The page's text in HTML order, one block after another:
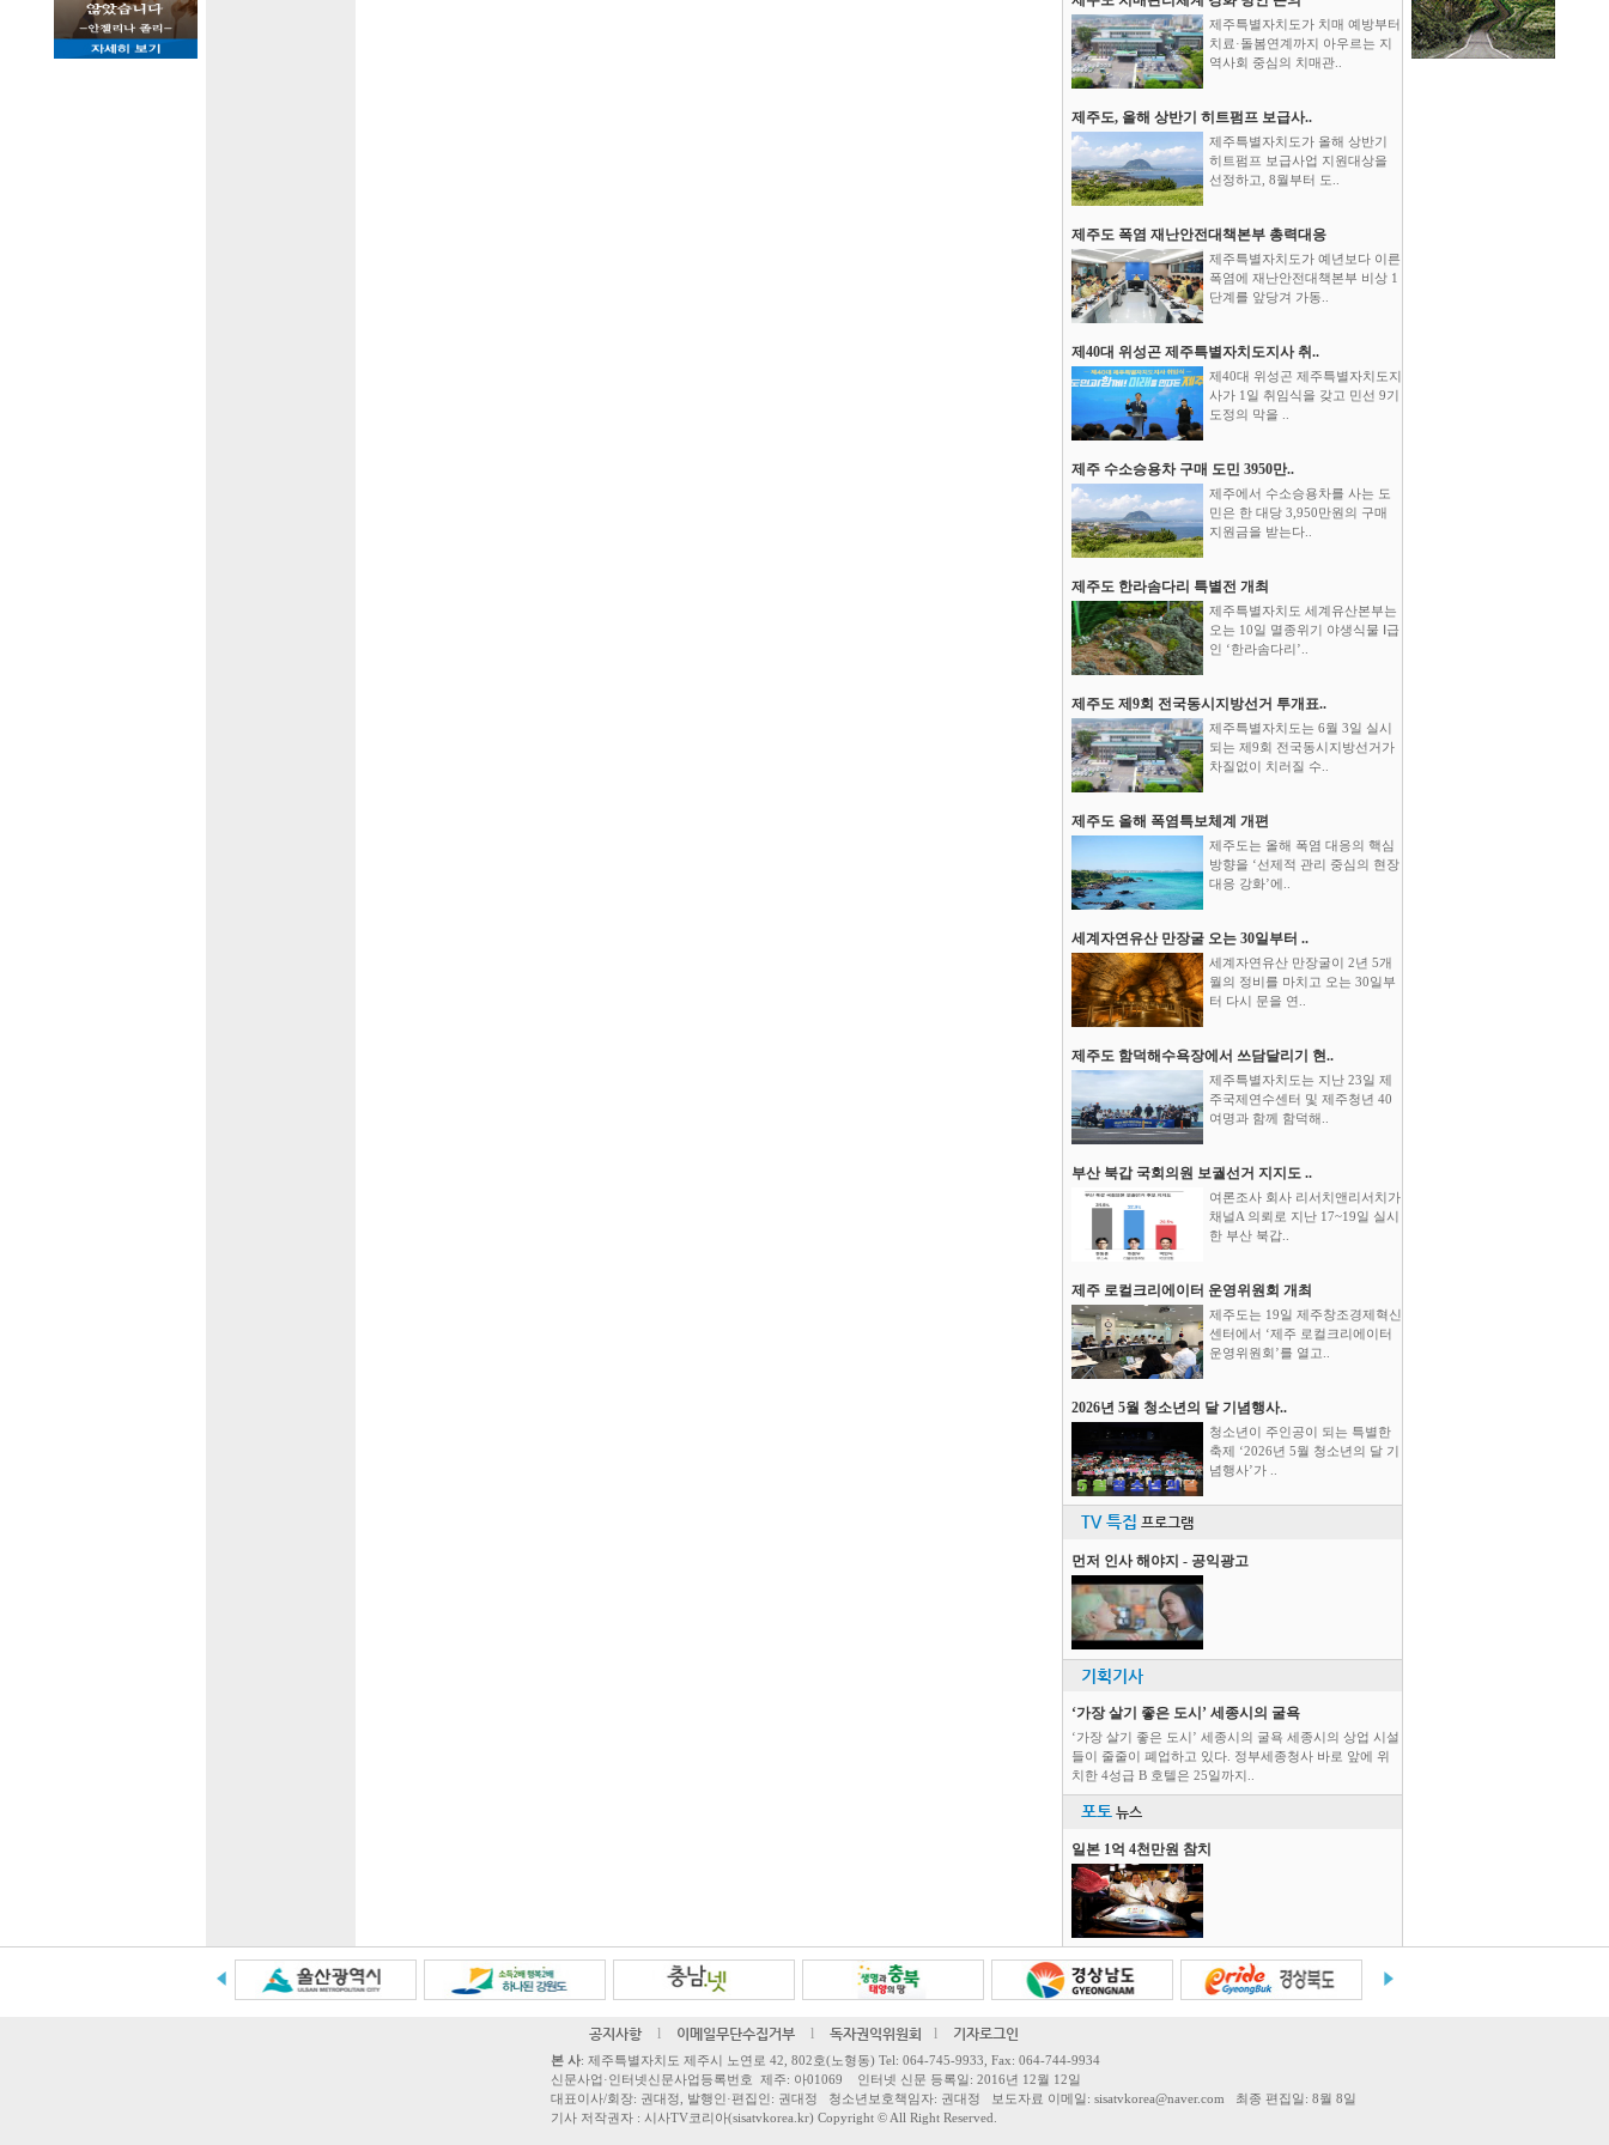
제주특별자치도가 치매 예방부터
치료·돌봄연계까지 아우르는 지
역사회 중심의 치매관..
제주도, 올해 상반기 히트펌프 보급사..
제주특별자치도가 올해 상반기
히트펌프 보급사업 지원대상을
선정하고, 8월부터 도..
제주도 폭염 재난안전대책본부 총력대응
제주특별자치도가 예년보다 이른
폭염에 재난안전대책본부 비상 1
단계를 앞당겨 가동..
제40대 위성곤 제주특별자치도지사 취..
제40대 위성곤 제주특별자치도지
사가 1일 취임식을 갖고 민선 9기
도정의 막을 ..
제주 수소승용차 구매 도민 3950만..
제주에서 수소승용차를 사는 도
민은 한 대당 3,950만원의 구매
지원금을 받는다..
제주도 한라솜다리 특별전 개최
제주특별자치도 세계유산본부는
오는 10일 멸종위기 야생식물 Ⅰ급
인 ‘한라솜다리’..
제주도 제9회 전국동시지방선거 투개표..
제주특별자치도는 6월 3일 실시
되는 제9회 전국동시지방선거가
차질없이 치러질 수..
제주도 올해 폭염특보체계 개편
제주도는 올해 폭염 대응의 핵심
방향을 ‘선제적 관리 중심의 현장
대응 강화’에..
세계자연유산 만장굴 오는 30일부터 ..
세계자연유산 만장굴이 2년 5개
월의 정비를 마치고 오는 30일부
터 다시 문을 연..
제주도 함덕해수욕장에서 쓰담달리기 현..
제주특별자치도는 지난 23일 제
주국제연수센터 및 제주청년 40
여명과 함께 함덕해..
부산 북갑 국회의원 보궐선거 지지도 ..
여론조사 회사 리서치앤리서치가
채널A 의뢰로 지난 17~19일 실시
한 부산 북갑..
제주 로컬크리에이터 운영위원회 개최
제주도는 19일 제주창조경제혁신
센터에서 ‘제주 로컬크리에이터
운영위원회’를 열고..
2026년 5월 청소년의 달 기념행사..
청소년이 주인공이 되는 특별한
축제 ‘2026년 5월 청소년의 달 기
념행사’가 ..
TV 특집 프로그램
먼저 인사 해야지 - 공익광고
기획기사
‘가장 살기 좋은 도시’ 세종시의 굴욕
‘가장 살기 좋은 도시’ 세종시의 굴욕 세종시의 상업 시설
들이 줄줄이 폐업하고 있다. 정부세종청사 바로 앞에 위
치한 4성급 B 호텔은 25일까지..
포토 뉴스
일본 1억 4천만원 참치
공지사항 l 이메일무단수집거부 l 독자권익위원회 l 기자로그인
본 사: 제주특별자치도 제주시 노연로 42, 802호(노형동) Tel: 064-745-9933, Fax: 064-744-9934
신문사업·인터넷신문사업등록번호 제주: 아01069 인터넷 신문 등록일: 2016년 12월 12일
대표이사/회장: 권대정, 발행인·편집인: 권대정 청소년보호책임자: 권대정 보도자료 이메일: sisatvkorea@naver.com 최종 편집일: 8월 8일
기사 저작권자 : 시사TV코리아(sisatvkorea.kr) Copyright © All Right Reserved.